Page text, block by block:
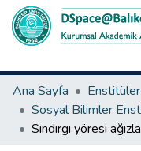
Ana Sayfa
Enstitüler